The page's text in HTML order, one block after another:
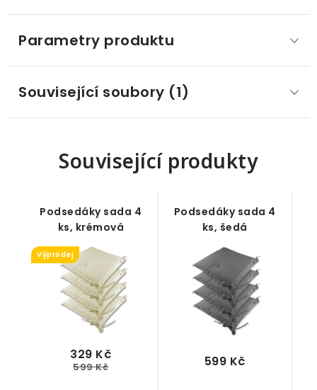
Parametry produktu
Související soubory (1)
Související produkty
Podsedáky sada 4
ks, krémová
Výprodej
329 Kč
599 Kč
Podsedáky sada 4
ks, šedá
599 Kč